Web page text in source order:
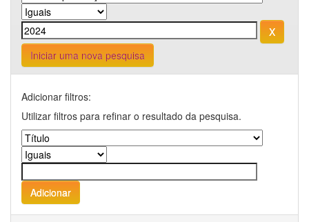
Iniciar uma nova pesquisa
Adicionar filtros:
Utilizar filtros para refinar o resultado da pesquisa.